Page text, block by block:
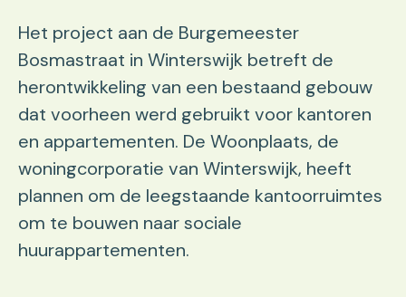
Het project aan de Burgemeester
Bosmastraat in Winterswijk betreft de
herontwikkeling van een bestaand gebouw
dat voorheen werd gebruikt voor kantoren
en appartementen. De Woonplaats, de
woningcorporatie van Winterswijk, heeft
plannen om de leegstaande kantoorruimtes
om te bouwen naar sociale
huurappartementen.